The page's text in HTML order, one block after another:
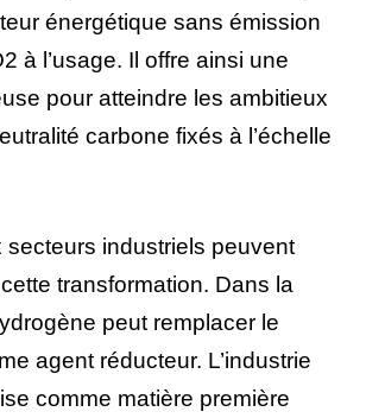
énergétique sans émission
à l’usage. Il offre ainsi une
pour atteindre les ambitieux
carbone fixés à l’échelle
secteurs industriels peuvent
transformation. Dans la
peut remplacer le
agent réducteur. L’industrie
comme matière première